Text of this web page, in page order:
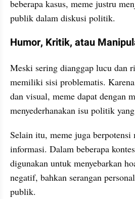
beberapa kasus, meme justru
publik dalam diskusi politik.
Humor, Kritik, atau
Meski sering dianggap lucu dan
memiliki sisi problematis.
dan visual, meme dapat dengan
menyederhanakan isu politik
Selain itu, meme juga berpotensi
informasi. Dalam beberapa
digunakan untuk menyebarkan
negatif, bahkan serangan
publik.